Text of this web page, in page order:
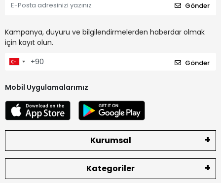
Gönder
Kampanya, duyuru ve bilgilendirmelerden haberdar olmak
için kayıt olun.
Gönder
Mobil Uygulamalarımız
Kurumsal
Kategoriler